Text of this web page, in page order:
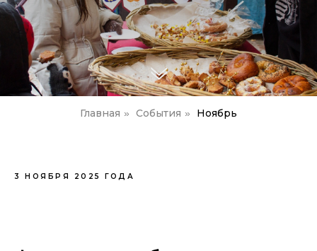
Главная » События » Ноябрь
3 НОЯБРЯ 2025 ГОДА